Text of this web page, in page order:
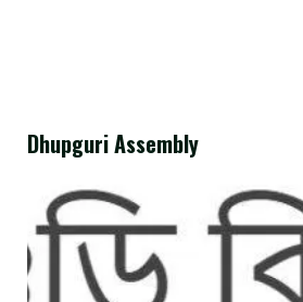
Dhupguri Assembly